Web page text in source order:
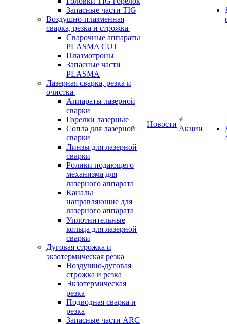
Запасные части TIG
Воздушно-плазменная
сварка, резка и строжка
Сварочные аппараты
PLASMA CUT
Плазмотроны
Запасные части
PLASMA
Лазерная сварка, резка и
очистка
Аппараты лазерной
сварки
Горелки лазерные
Сопла для лазерной
сварки
Линзы для лазерной
сварки
Ролики подающего
механизма для
лазерного аппарата
Каналы
направляющие для
лазерного аппарата
Уплотнительные
кольца для лазерной
сварки
Дуговая строжка и
экзотермическая резка
Воздушно-дуговая
строжка и резка
Экзотермическая
резка
Подводная сварка и
резка
Запасные части ARC
Новости
Акции